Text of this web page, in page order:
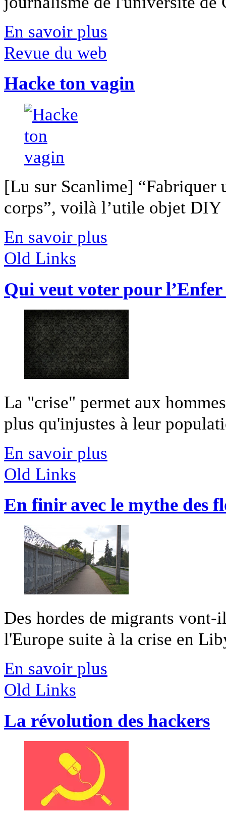
En savoir plus
Revue du web
Hacke ton vagin
[Lu sur Scanlime] “Fabriquer
corps”, voilà l’utile objet
En savoir plus
Old Links
Qui veut voter pour l’Enfer
La "crise" permet aux
plus qu'injustes à leur
En savoir plus
Old Links
En finir avec le mythe des
Des hordes de migrants vont-
l'Europe suite à la crise en
En savoir plus
Old Links
La révolution des hackers